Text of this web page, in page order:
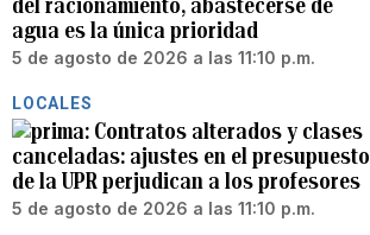
del racionamiento, abastecerse de
agua es la única prioridad
5 de agosto de 2026 a las 11:10 p.m.
LOCALES
Contratos alterados y clases
canceladas: ajustes en el presupuesto
de la UPR perjudican a los profesores
5 de agosto de 2026 a las 11:10 p.m.